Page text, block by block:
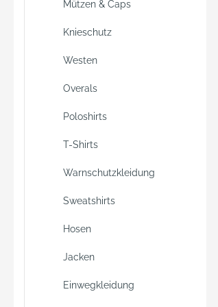
Mützen & Caps
Knieschutz
Westen
Overals
Poloshirts
T-Shirts
Warnschutzkleidung
Sweatshirts
Hosen
Jacken
Einwegkleidung